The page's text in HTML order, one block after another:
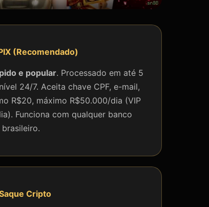
(Recomendado)
e popular. Processado em até 5
24/7. Aceita chave CPF, e-mail,
R$20, máximo R$50.000/dia (VIP
Funciona com qualquer banco
brasileiro.
Cripto